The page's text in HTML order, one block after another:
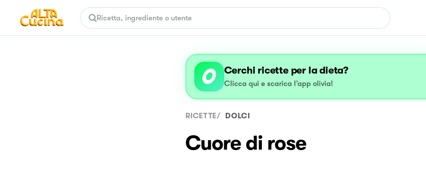
Cerchi ricette per la dieta?
Clicca qui e scarica l’app olivia!
RICETTE/ DOLCI
Cuore di rose